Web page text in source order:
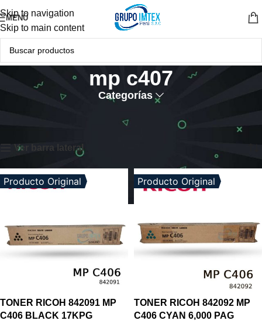
Skip to navigation
Skip to main content
MENÚ
mp c407
Categorías
Ver barra lateral
Producto Original
TONER RICOH 842091 MP
C406 BLACK 17KPG
Producto Original
TONER RICOH 842092 MP
C406 CYAN 6,000 PAG